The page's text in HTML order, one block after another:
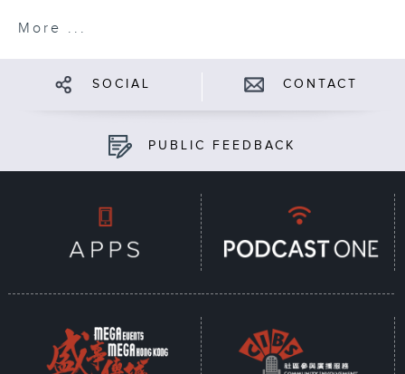
More ...
SOCIAL CONTACT
PUBLIC FEEDBACK